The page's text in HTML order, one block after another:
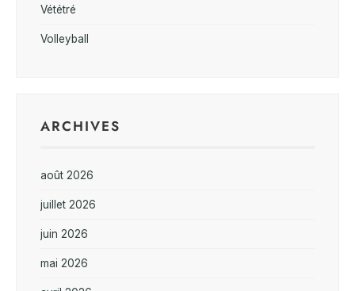
Vététré
Volleyball
ARCHIVES
août 2026
juillet 2026
juin 2026
mai 2026